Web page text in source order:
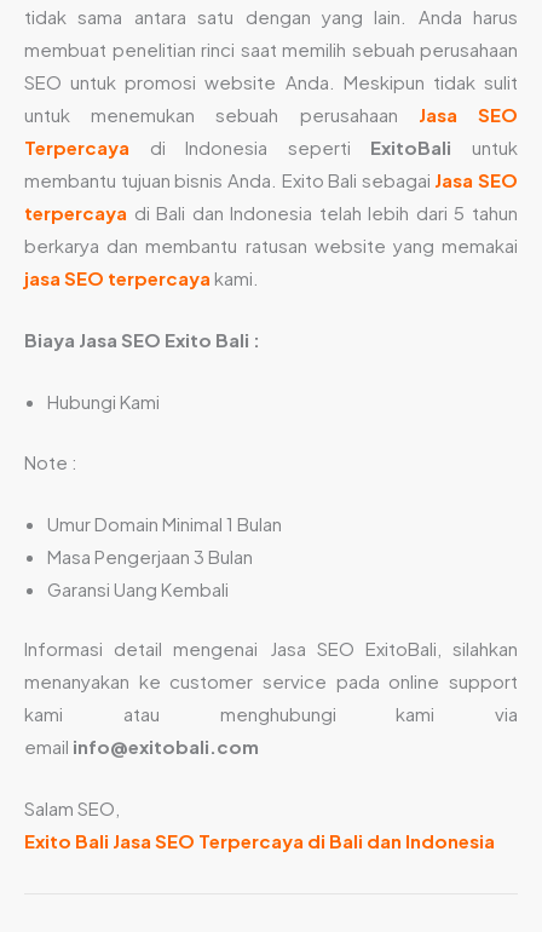
tidak sama antara satu dengan yang lain. Anda harus
membuat penelitian rinci saat memilih sebuah perusahaan
SEO untuk promosi website Anda. Meskipun tidak sulit
untuk menemukan sebuah perusahaan Jasa SEO
Terpercaya di Indonesia seperti ExitoBali untuk
membantu tujuan bisnis Anda. Exito Bali sebagai Jasa SEO
terpercaya di Bali dan Indonesia telah lebih dari 5 tahun
berkarya dan membantu ratusan website yang memakai
jasa SEO terpercaya kami.
Biaya Jasa SEO Exito Bali :
Hubungi Kami
Note :
Umur Domain Minimal 1 Bulan
Masa Pengerjaan 3 Bulan
Garansi Uang Kembali
Informasi detail mengenai Jasa SEO ExitoBali, silahkan
menanyakan ke customer service pada online support
kami atau menghubungi kami via
email info@exitobali.com
Salam SEO,
Exito Bali Jasa SEO Terpercaya di Bali dan Indonesia